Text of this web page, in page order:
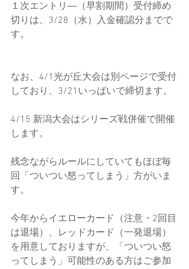
１次エントリ―（早割期間）受付締め
切りは、3/28（水）入金確認分までで
す。
なお、4/1光が丘大会は別ページで受付
しており、3/21いっぱいで締切ます。
4/15 新潟大会はシリーズ戦併催で開催
します。
残念ながらルールにしていてもほぼ毎
回「ついつい怒ってしまう」方がいま
す。
今年からイエローカード（注意・2回目
は退場）、レッドカード（一発退場）
を用意しておりますが、「ついつい怒
ってしまう」可能性のある方はご参加